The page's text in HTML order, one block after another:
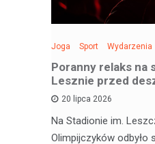
Joga Sport Wydarzenia
Poranny relaks na
Lesznie przed
20 lipca 2026
Na Stadionie im.
Olimpijczyków odbyło